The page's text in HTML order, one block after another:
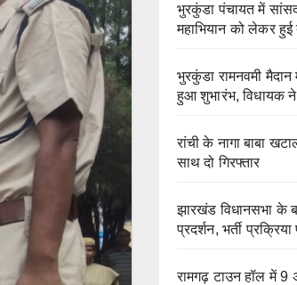
भुरकुंडा पंचायत में सांसद
महाभियान को लेकर
भुरकुंडा रामनवमी
हुआ शुभारंभ, विधायक
रांची के नागा बाबा
साथ दो गिरफ्तार
झारखंड विधानसभा के
प्रदर्शन, भर्ती
रामगढ़ टाउन हॉल में 9